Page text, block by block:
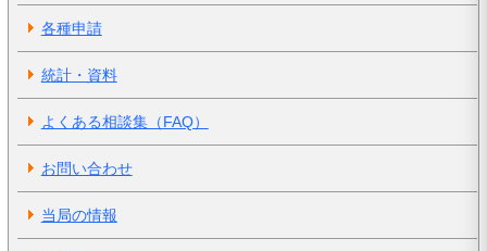
各種申請
統計・資料
よくある相談集（FAQ）
お問い合わせ
当局の情報